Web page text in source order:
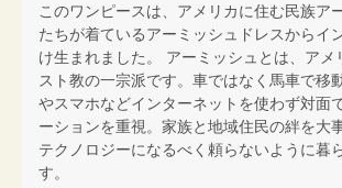
このワンピースは、アメリカに住む民族ア
たちが着ているアーミッシュドレスからイ
け生まれました。 アーミッシュとは、アメ
スト教の一宗派です。車ではなく馬車で移
やスマホなどインターネットを使わず対面
ーションを重視。家族と地域住民の絆を大
テクノロジーになるべく頼らないように暮
す。